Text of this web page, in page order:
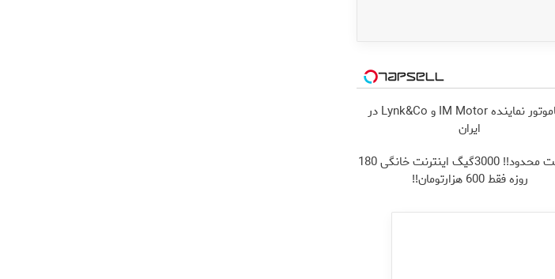
نیکاموتور نماینده IM Motor و Lynk&Co در
ایران
⏳فرصت محدود!! 3000گیگ اینترنت خانگی 180
روزه فقط 600 هزارتومان!!